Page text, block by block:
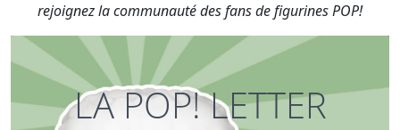
rejoignez la communauté des fans de figurines POP!
LA POP! LETTER